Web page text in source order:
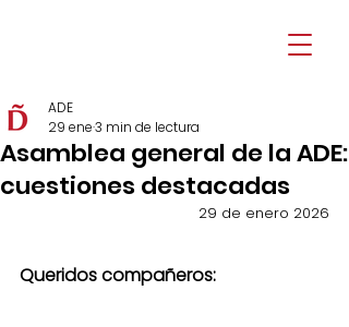
Asamblea general de la ADE:
cuestiones destacadas
ADE
29 ene3 min de lectura
29 de enero 2026
Queridos compañeros: